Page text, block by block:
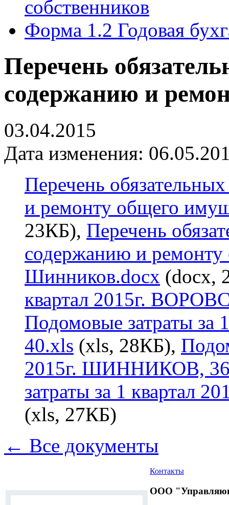
собственников
Форма 1.2 Годовая
Перечень
содержанию и
03.04.2015
Дата изменения:
Перечень
и ремонту общего
23КБ), Перечень
содержанию и
Шинников.docx (docx,
квартал 2015г.
Подомовые затраты
40.xls (xls, 28КБ),
2015г. ШИННИКОВ,
затраты за 1
(xls, 27КБ)
← Все документы
Контакты
ООО